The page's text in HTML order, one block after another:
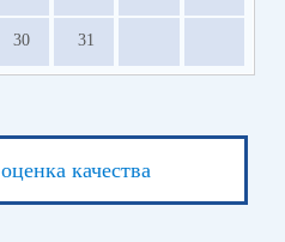
30 31
качества